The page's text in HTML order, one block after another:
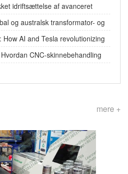
idriftsættelse af avanceret
i Europa
og australsk transformator- og
(2025-2026)
AI and Tesla revolutionizing
CNC-skinnebehandling
mere +